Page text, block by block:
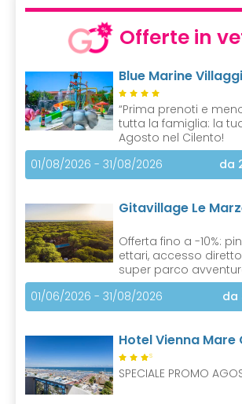
Offerte in
Blue Marine
“Prima prenoti e
tutta la famiglia: la
Agosto nel Cilento!
01/08/2026 - 31/08/2026
da
Gitavillage Le
Offerta fino a -10%:
ettari, accesso
super parco
01/06/2026 - 31/08/2026
da
Hotel Vienna
S
SPECIALE PROMO